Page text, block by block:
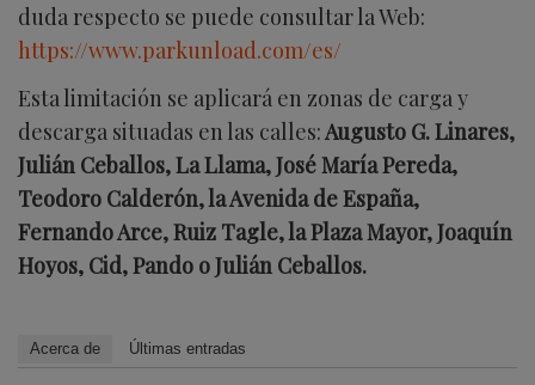
duda respecto se puede consultar la Web:
https://www.parkunload.com/es/
Esta limitación se aplicará en zonas de carga y
descarga situadas en las calles:Augusto G. Linares,
Julián Ceballos, La Llama, José María Pereda,
Teodoro Calderón, la Avenida de España,
Fernando Arce, Ruiz Tagle, la Plaza Mayor, Joaquín
Hoyos, Cid, Pando o Julián Ceballos.
Acerca de Últimas entradas